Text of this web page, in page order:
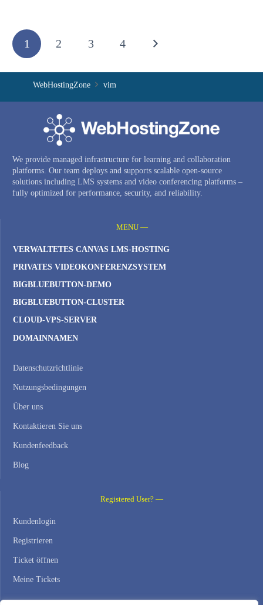
1 2 3 4
WebHostingZone vim
We provide managed infrastructure for learning and collaboration
platforms. Our team deploys and supports scalable open-source
solutions including LMS systems and video conferencing platforms –
fully optimized for performance, security, and reliability.
MENU —
VERWALTETES CANVAS LMS-HOSTING
PRIVATES VIDEOKONFERENZSYSTEM
BIGBLUEBUTTON-DEMO
BIGBLUEBUTTON-CLUSTER
CLOUD-VPS-SERVER
DOMAINNAMEN
Datenschutzrichtlinie
Nutzungsbedingungen
Über uns
Kontaktieren Sie uns
Kundenfeedback
Blog
Registered User? —
Kundenlogin
Registrieren
Ticket öffnen
Meine Tickets